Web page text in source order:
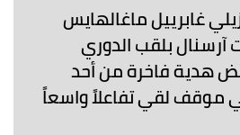
غابرييل ماغالهايس
آرسنال بلقب الدوري
هدية فاخرة من أحد
موقف لقي تفاعلاً واسعاً